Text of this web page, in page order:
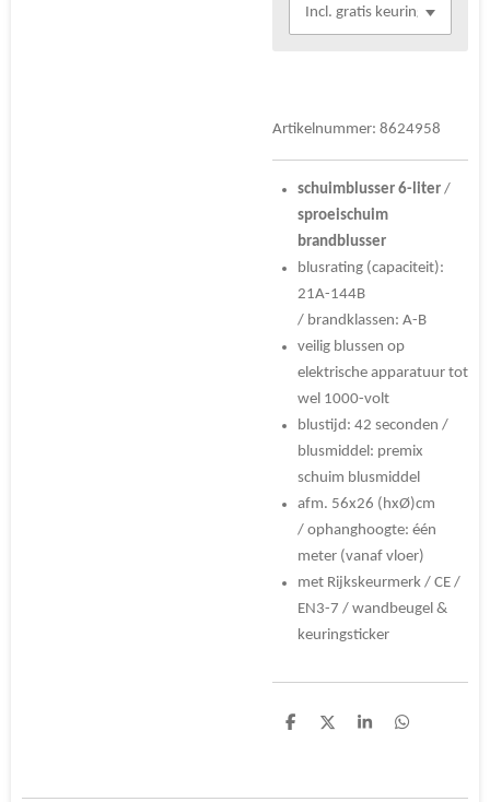
Artikelnummer: 8624958
schuimblusser 6-liter/
sproeischuim
brandblusser
blusrating (capaciteit):
21A-144B
/ brandklassen: A-B
veilig blussen op
elektrische apparatuur tot
wel 1000-volt
blustijd: 42 seconden /
blusmiddel: premix
schuim blusmiddel
afm. 56x26 (hxØ)cm
/ ophanghoogte: één
meter (vanaf vloer)
met Rijkskeurmerk / CE /
EN3-7 / wandbeugel &
keuringsticker
D
D
S
D